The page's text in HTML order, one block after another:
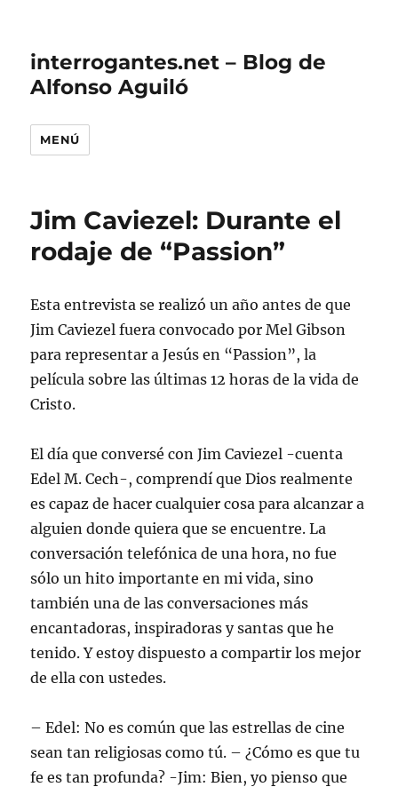
interrogantes.net – Blog de
Alfonso Aguiló
MENÚ
Jim Caviezel: Durante el
rodaje de “Passion”
Esta entrevista se realizó un año antes de que
Jim Caviezel fuera convocado por Mel Gibson
para representar a Jesús en “Passion”, la
película sobre las últimas 12 horas de la vida de
Cristo.
El día que conversé con Jim Caviezel -cuenta
Edel M. Cech-, comprendí que Dios realmente
es capaz de hacer cualquier cosa para alcanzar a
alguien donde quiera que se encuentre. La
conversación telefónica de una hora, no fue
sólo un hito importante en mi vida, sino
también una de las conversaciones más
encantadoras, inspiradoras y santas que he
tenido. Y estoy dispuesto a compartir los mejor
de ella con ustedes.
– Edel: No es común que las estrellas de cine
sean tan religiosas como tú. – ¿Cómo es que tu
fe es tan profunda? -Jim: Bien, yo pienso que